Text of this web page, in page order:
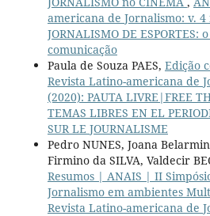
americana de Jornalismo: v. 4
JORNALISMO DE ESPORTES:
comunicação
Paula de Souza PAES, Edição
Revista Latino-americana de
(2020): PAUTA LIVRE|FREE
TEMAS LIBRES EN EL
SUR LE JOURNALISME
Pedro NUNES, Joana
Firmino da SILVA, Valdecir
Resumos | ANAIS | II
Jornalismo em ambientes
Revista Latino-americana de